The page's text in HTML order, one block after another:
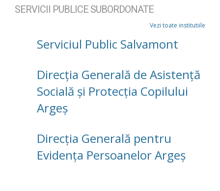
SERVICII PUBLICE SUBORDONATE
Vezi toate institutiile
Serviciul Public Salvamont
Direcţia Generală de Asistenţă
Socială şi Protecţia Copilului
Argeş
Direcția Generală pentru
Evidența Persoanelor Argeș